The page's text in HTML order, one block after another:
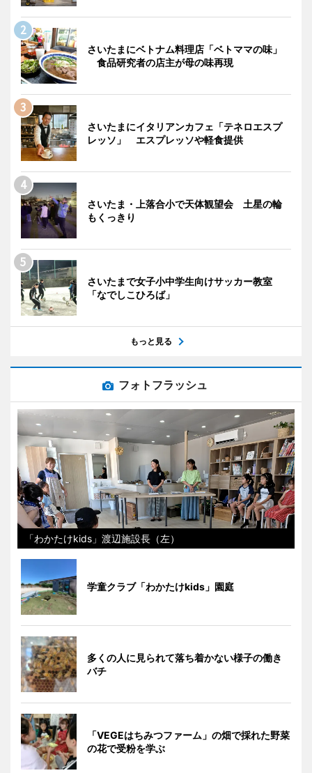
さいたまにベトナム料理店「ベトママの味」
食品研究者の店主が母の味再現
さいたまにイタリアンカフェ「テネロエスプ
レッソ」 エスプレッソや軽食提供
さいたま・上落合小で天体観望会 土星の輪
もくっきり
さいたまで女子小中学生向けサッカー教室
「なでしこひろば」
もっと見る
フォトフラッシュ
「わかたけkids」渡辺施設長（左）
学童クラブ「わかたけkids」園庭
多くの人に見られて落ち着かない様子の働き
バチ
「VEGEはちみつファーム」の畑で採れた野菜
の花で受粉を学ぶ